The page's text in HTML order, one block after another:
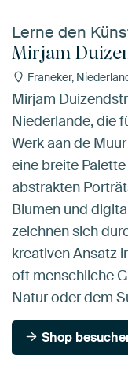
Lerne den
Mirjam
Franeker,
Mirjam
Niederlande, die
Werk aan de
eine breite
abstrakten
Blumen und
zeichnen sich
kreativen Ansatz
oft menschliche
Natur oder dem
Shop